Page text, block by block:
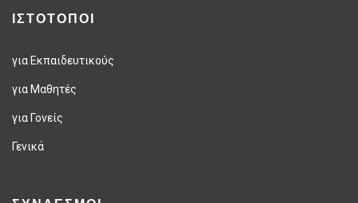
ΙΣΤΟΤΟΠΟΙ
για Εκπαιδευτικούς
για Μαθητές
για Γονείς
Γενικά